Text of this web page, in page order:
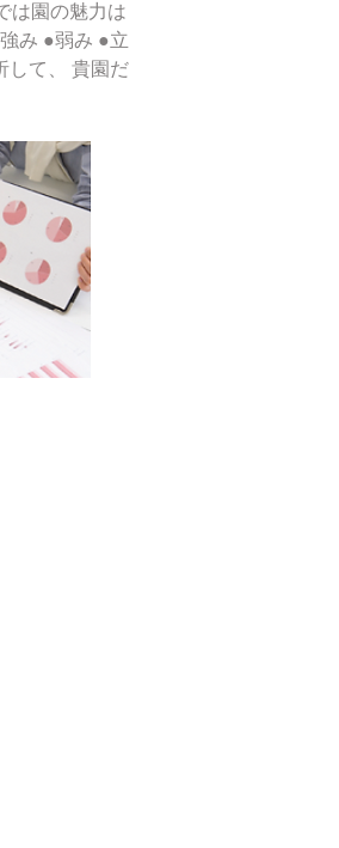
は園の魅力は
み ●弱み ●立
して、 貴園だ